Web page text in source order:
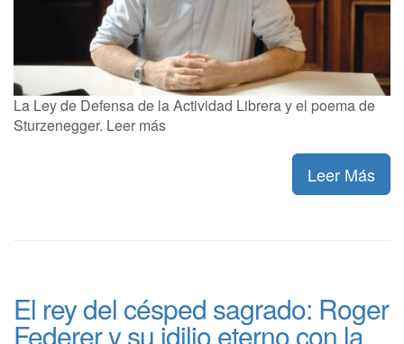
La Ley de Defensa de la Actividad Librera y el poema de
Sturzenegger. Leer más
Leer Más
El rey del césped sagrado: Roger
Federer y su idilio eterno con la